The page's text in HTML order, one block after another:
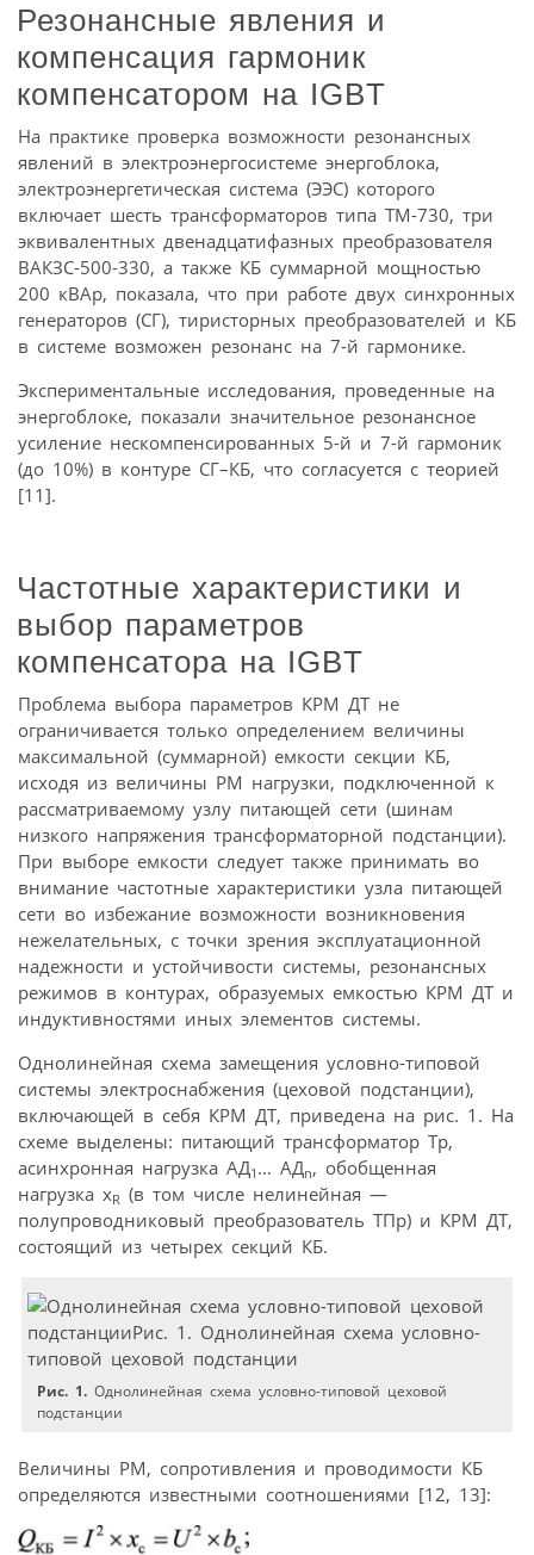
Резонансные явления и
компенсация гармоник
компенсатором на IGBT
На практике проверка возможности резонансных
явлений в электроэнергосистеме энергоблока,
электроэнергетическая система (ЭЭС) которого
включает шесть трансформаторов типа ТМ-730, три
эквивалентных двенадцатифазных преобразователя
ВАКЗС-500-330, а также КБ суммарной мощностью
200 кВАр, показала, что при работе двух синхронных
генераторов (СГ), тиристорных преобразователей и КБ
в системе возможен резонанс на 7-й гармонике.
Экспериментальные исследования, проведенные на
энергоблоке, показали значительное резонансное
усиление нескомпенсированных 5-й и 7-й гармоник
(до 10%) в контуре СГ–КБ, что согласуется с теорией
[11].
Частотные характеристики и
выбор параметров
компенсатора на IGBT
Проблема выбора параметров КРМ ДТ не
ограничивается только определением величины
максимальной (суммарной) емкости секции КБ,
исходя из величины РМ нагрузки, подключенной к
рассматриваемому узлу питающей сети (шинам
низкого напряжения трансформаторной подстанции).
При выборе емкости следует также принимать во
внимание частотные характеристики узла питающей
сети во избежание возможности возникновения
нежелательных, с точки зрения эксплуатационной
надежности и устойчивости системы, резонансных
режимов в контурах, образуемых емкостью КРМ ДТ и
индуктивностями иных элементов системы.
Однолинейная схема замещения условно-типовой
системы электроснабжения (цеховой подстанции),
включающей в себя КРМ ДТ, приведена на рис. 1. На
схеме выделены: питающий трансформатор Тр,
асинхронная нагрузка АД1 … АДn, обобщенная
нагрузка xR (в том числе нелинейная —
полупроводниковый преобразователь ТПр) и КРМ ДТ,
состоящий из четырех секций КБ.
Рис. 1. Однолинейная схема условно-типовой цеховой
подстанции
Величины РМ, сопротивления и проводимости КБ
определяются известными соотношениями [12, 13]: